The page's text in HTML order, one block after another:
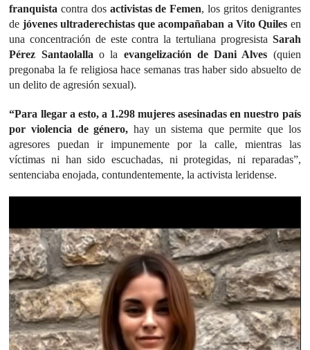
franquista contra dos activistas de Femen, los gritos denigrantes
de jóvenes ultraderechistas que acompañaban a Vito Quiles en
una concentración de este contra la tertuliana progresista Sarah
Pérez Santaolalla o la evangelización de Dani Alves (quien
pregonaba la fe religiosa hace semanas tras haber sido absuelto de
un delito de agresión sexual).
“Para llegar a esto, a 1.298 mujeres asesinadas en nuestro país
por violencia de género, hay un sistema que permite que los
agresores puedan ir impunemente por la calle, mientras las
víctimas ni han sido escuchadas, ni protegidas, ni reparadas”,
sentenciaba enojada, contundentemente, la activista leridense.
vídeo